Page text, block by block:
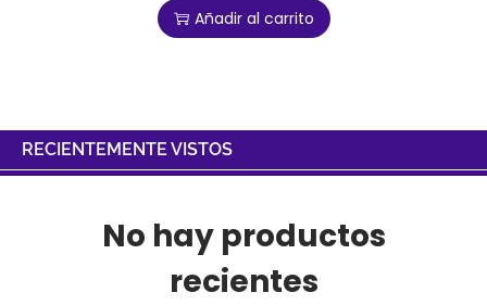
Añadir al carrito
RECIENTEMENTE VISTOS
No hay productos
recientes